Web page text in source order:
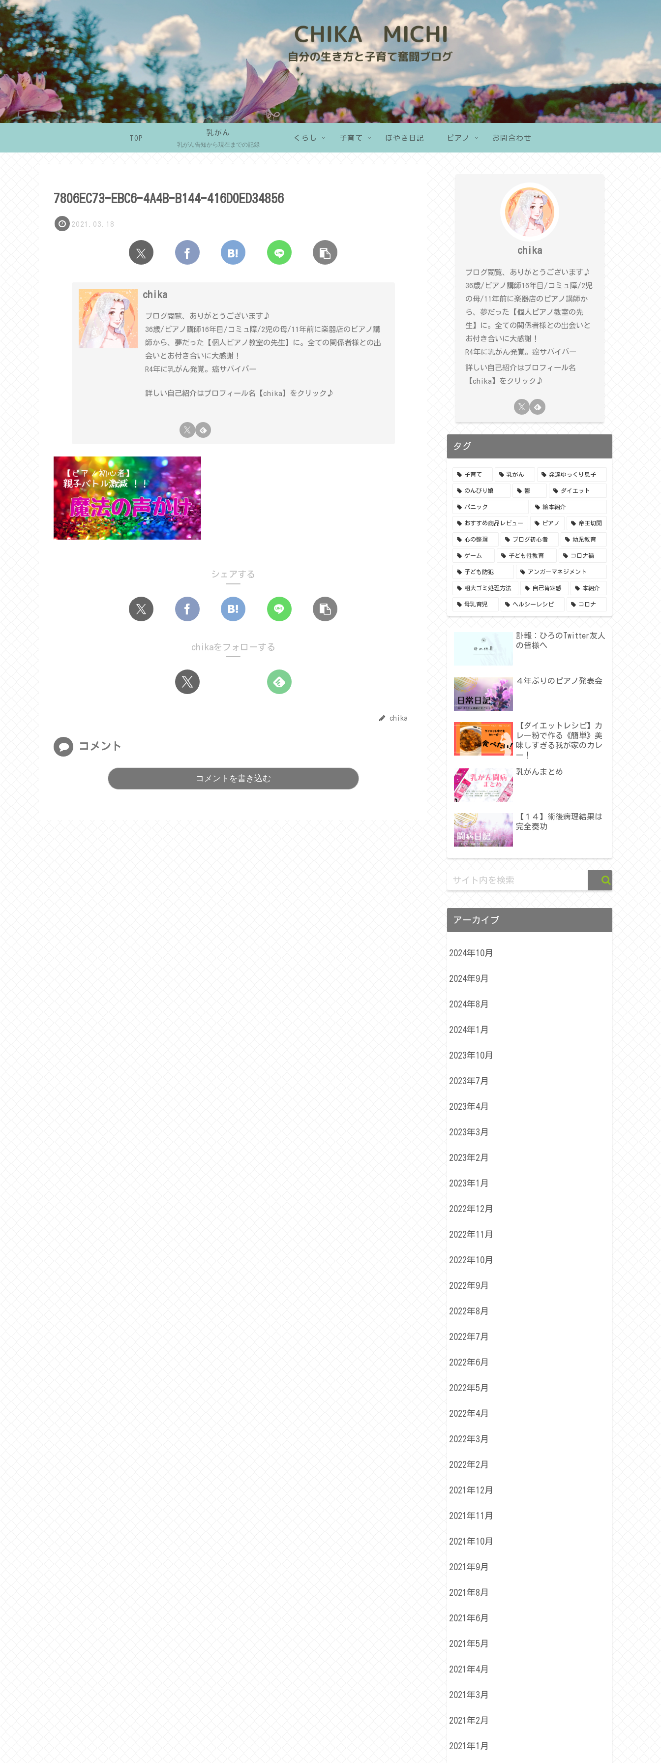
TOP
乳がん
乳がん告知から現在までの記録
くらし 子育て ぼやき日記 ピアノ お問合わせ
7806EC73-EBC6-4A4B-B144-416D0ED34856
2021.03.18
chika
ブログ閲覧、ありがとうございます♪
36歳/ピアノ講師16年目/コミュ障/2児の母/11年前に楽器店のピアノ講
師から、夢だった【個人ピアノ教室の先生】に。全ての関係者様との出
会いとお付き合いに大感謝！
R4年に乳がん発覚。癌サバイバー
詳しい自己紹介はプロフィール名【chika】をクリック♪
シェアする
chikaをフォローする
chika
コメント
コメントを書き込む
chika
ブログ閲覧、ありがとうございます♪
36歳/ピアノ講師16年目/コミュ障/2児
の母/11年前に楽器店のピアノ講師か
ら、夢だった【個人ピアノ教室の先
生】に。全ての関係者様との出会いと
お付き合いに大感謝！
R4年に乳がん発覚。癌サバイバー
詳しい自己紹介はプロフィール名
【chika】をクリック♪
タグ
子育て 乳がん 発達ゆっくり息子
のんびり娘 鬱 ダイエット
パニック 絵本紹介
おすすめ商品レビュー ピアノ 帝王切開
心の整理 ブログ初心者 幼児教育
ゲーム 子ども性教育 コロナ禍
子ども防犯 アンガーマネジメント
粗大ゴミ処理方法 自己肯定感 本紹介
母乳育児 ヘルシーレシピ コロナ
訃報：ひろのTwitter友人
の皆様へ
４年ぶりのピアノ発表会
【ダイエットレシピ】カ
レー粉で作る《簡単》美
味しすぎる我が家のカレ
ー！
乳がんまとめ
【１４】術後病理結果は
完全奏功
アーカイブ
2024年10月
2024年9月
2024年8月
2024年1月
2023年10月
2023年7月
2023年4月
2023年3月
2023年2月
2023年1月
2022年12月
2022年11月
2022年10月
2022年9月
2022年8月
2022年7月
2022年6月
2022年5月
2022年4月
2022年3月
2022年2月
2021年12月
2021年11月
2021年10月
2021年9月
2021年8月
2021年6月
2021年5月
2021年4月
2021年3月
2021年2月
2021年1月